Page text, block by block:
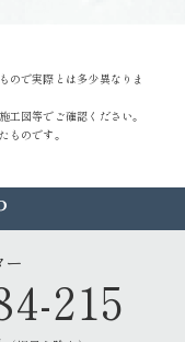
ので実際とは多少異なりま
図等でご確認ください。
のです。
215